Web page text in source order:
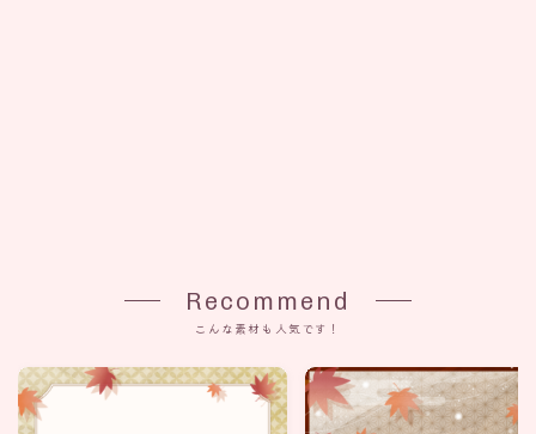
Recommend
こんな素材も人気です！